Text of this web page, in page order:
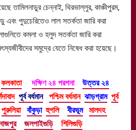
তামিলনাড়ুর চেন্নাই, থিরভাল্লুর, কাঞ্চীপুরম,
এবং পুদুচেরিতেও লাল সতর্কতা জারি করা
কমলা ও হলুদ সতর্কতা জারি করা
সমুদ্রে যেতে নিষেধ করা হয়েছে।
কলকাতা দক্ষিণ ২৪ পরগনা
উত্তর ২৪
পূর্ব বর্ধমান পশ্চিম বর্ধমান ঝাড়গ্রাম পূর্ব
পুরুলিয়া বাঁকুড়া হুগলি বীরভূম মালদহ
জলপাইগুড়ি
শিলিগুড়ি